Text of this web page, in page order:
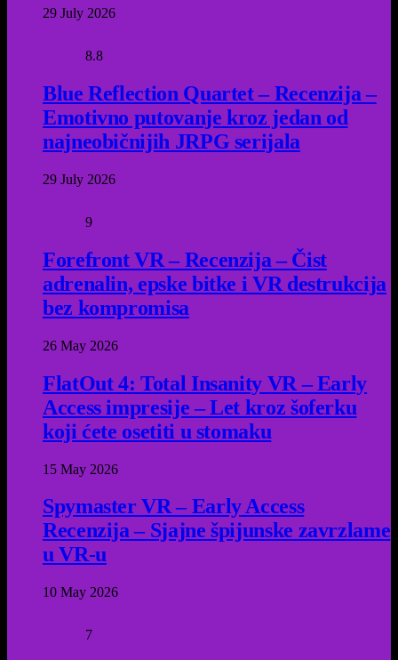
29 July 2026
8.8
Blue Reflection Quartet – Recenzija –
Emotivno putovanje kroz jedan od
najneobičnijih JRPG serijala
29 July 2026
9
Forefront VR – Recenzija – Čist
adrenalin, epske bitke i VR destrukcija
bez kompromisa
26 May 2026
FlatOut 4: Total Insanity VR – Early
Access impresije – Let kroz šoferku
koji ćete osetiti u stomaku
15 May 2026
Spymaster VR – Early Access
Recenzija – Sjajne špijunske zavrzlame
u VR-u
10 May 2026
7